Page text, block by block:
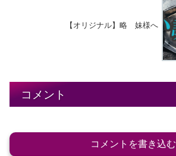
【オリジナル】略 妹様へ
コメント
コメントを書き込む